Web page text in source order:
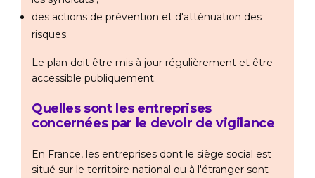
des actions de prévention et d'atténuation des
risques.
Le plan doit être mis à jour régulièrement et être
accessible publiquement.
Quelles sont les entreprises
concernées par le devoir de vigilance
En France, les entreprises dont le siège social est
situé sur le territoire national ou à l'étranger sont